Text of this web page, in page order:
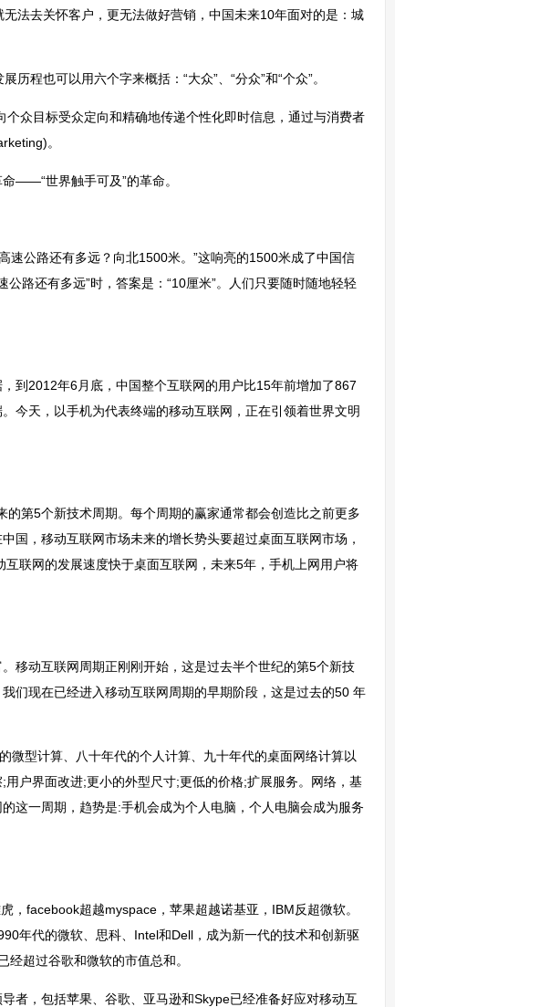
法去关怀客户，更无法做好营销，中国未来10年面对的是：城
程也可以用六个字来概括：“大众”、“分众”和“个众”。
众目标受众定向和精确地传递个性化即时信息，通过与消费者
。
——“世界触手可及”的革命。
速公路还有多远？向北1500米。”这响亮的1500米成了中国信
路还有多远”时，答案是：“10厘米”。人们只要随时随地轻轻
到2012年6月底，中国整个互联网的用户比15年前增加了867
今天，以手机为代表终端的移动互联网，正在引领着世界文明
第5个新技术周期。每个周期的赢家通常都会创造比之前更多
国，移动互联网市场未来的增长势头要超过桌面互联网市场，
联网的发展速度快于桌面互联网，未来5年，手机上网用户将
移动互联网周期正刚刚开始，这是过去半个世纪的第5个新技
们现在已经进入移动互联网周期的早期阶段，这是过去的50 年
型计算、八十年代的个人计算、九十年代的桌面网络计算以
户界面改进;更小的外型尺寸;更低的价格;扩展服务。网络，基
这一周期，趋势是:手机会成为个人电脑，个人电脑会成为服务
facebook超越myspace，苹果超越诺基亚，IBM反超微软。
年代的微软、思科、Intel和Dell，成为新一代的技术和创新驱
超过谷歌和微软的市值总和。
者，包括苹果、谷歌、亚马逊和Skype已经准备好应对移动互